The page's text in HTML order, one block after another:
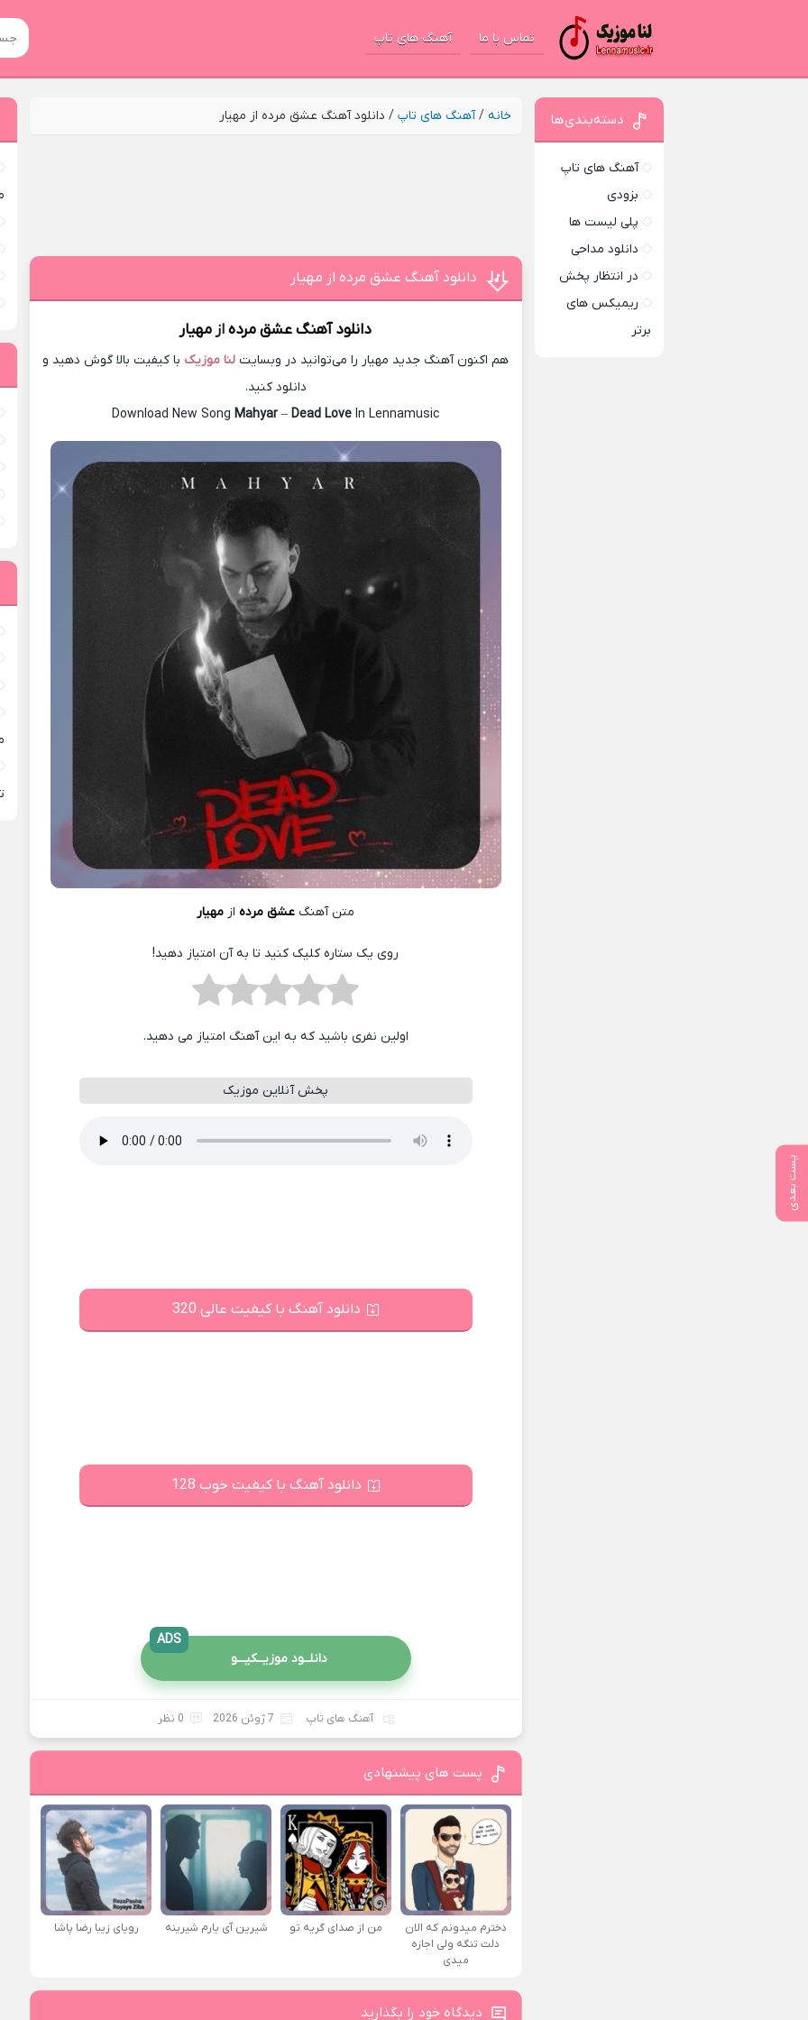
تماس با ما آهنگ های تاپ
خانه /آهنگ های تاپ / دانلود آهنگ عشق مرده از مهیار
پست بعدی
دانلود آهنگ عشق مرده از مهیار
دانلود آهنگ عشق مردهازمهیار
هم اکنون آهنگ جدید مهیار را می‌توانید در وبسایت لنا موزیک با کیفیت بالا گوش دهید و
دانلود کنید.
Download New SongMahyar –Dead Love In Lennamusic
متن آهنگ عشق مردهاز مهیار
روی یک ستاره کلیک کنید تا به آن امتیاز دهید!
اولین نفری باشید که به این آهنگ امتیاز می دهید.
پخش آنلاین موزیک
دانلود آهنگ با کیفیت عالی 320
دانلود آهنگ با کیفیت خوب 128
دانلــود موزیــکیـــو
ADS
آهنگ های تاپ 7 ژوئن 2026 0 نظر
پست های پیشنهادی
دخترم میدونم که الان
دلت تنگه ولی اجازه
میدی
من از صدای گريه تو شیرین آی یارم شیرینه رویای زیبا رضا پاشا
دیدگاه خود را بگذارید
دسته‌بندی‌ها
آهنگ های تاپ
بزودی
پلی لیست ها
دانلود مداحی
در انتظار پخش
ریمیکس های
برتر